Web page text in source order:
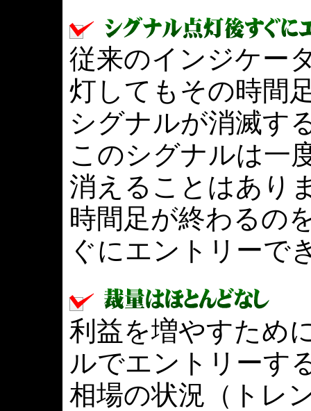
従来のインジケー
灯してもその時間
シグナルが消滅す
このシグナルは一
消えることはあり
時間足が終わるの
ぐにエントリーで
利益を増やすため
ルでエントリーす
相場の状況（トレ